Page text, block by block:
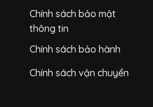
Chính sách bảo mật
thông tin
Chính sách bảo hành
Chính sách vận chuyển